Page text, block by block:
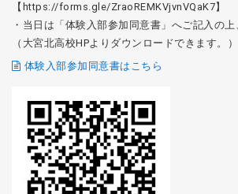
【https://forms.gle/ZraoREMKVjvnVQaK7】
・当日は「体験入部参加同意書」へご記入の上
（大宮北高校HPよりダウンロードできます。）
体験入部参加同意書はこちら